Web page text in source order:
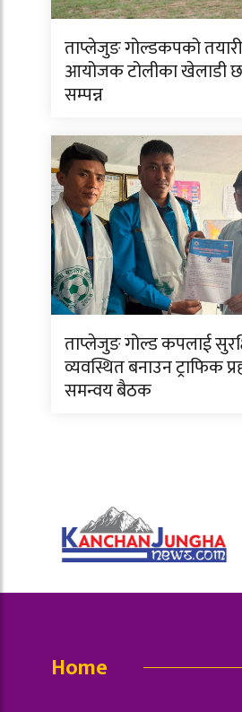
ताप्लेजुङ गोल्डकपको तयारी
आयोजक टोलीका खेलाडी
सम्पन्न
ताप्लेजुङ गोल्ड कपलाई
व्यवस्थित बनाउन ट्राफिक
समन्वय बैठक
Home